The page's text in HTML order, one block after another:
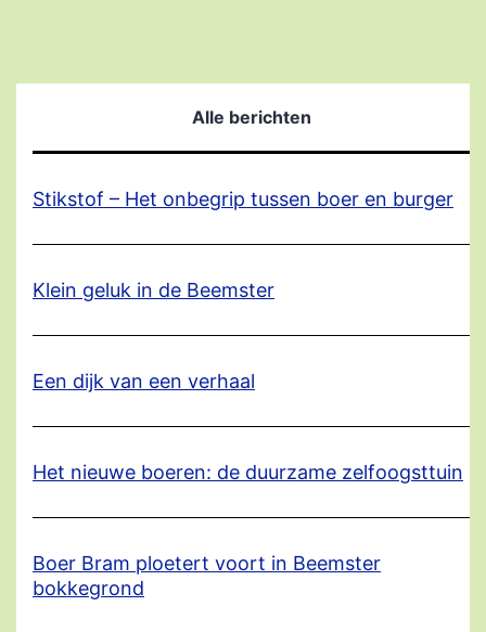
Alle berichten
Stikstof – Het onbegrip tussen boer en burger
Klein geluk in de Beemster
Een dijk van een verhaal
Het nieuwe boeren: de duurzame zelfoogsttuin
Boer Bram ploetert voort in Beemster
bokkegrond